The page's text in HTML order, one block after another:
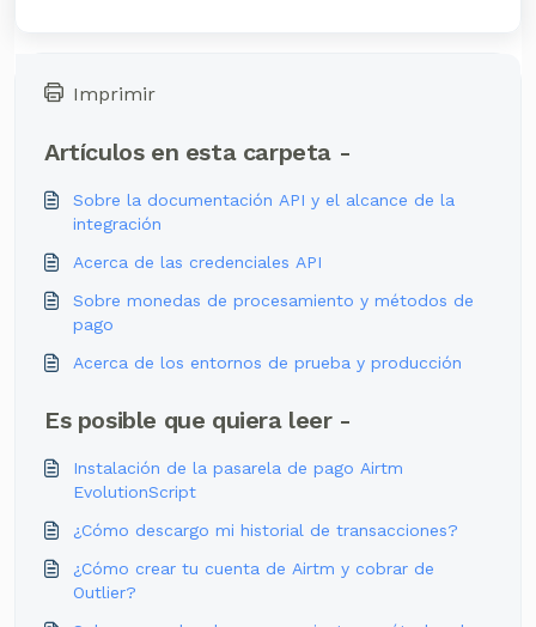
Imprimir
Artículos en esta carpeta -
Sobre la documentación API y el alcance de la
integración
Acerca de las credenciales API
Sobre monedas de procesamiento y métodos de
pago
Acerca de los entornos de prueba y producción
Es posible que quiera leer -
Instalación de la pasarela de pago Airtm
EvolutionScript
¿Cómo descargo mi historial de transacciones?
¿Cómo crear tu cuenta de Airtm y cobrar de
Outlier?